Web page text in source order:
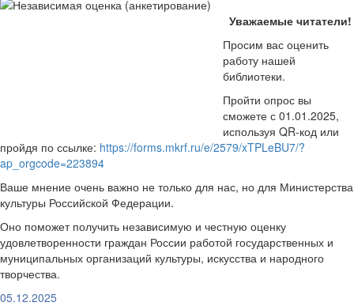
Уважаемые читатели!
Просим вас оценить
работу нашей
библиотеки.
Пройти опрос вы
сможете с 01.01.2025,
используя QR-код или
пройдя по ссылке: https://forms.mkrf.ru/e/2579/xTPLeBU7/?
ap_orgcode=223894
Ваше мнение очень важно не только для нас, но для Министерства
культуры Российской Федерации.
Оно поможет получить независимую и честную оценку
удовлетворенности граждан России работой государственных и
муниципальных организаций культуры, искусства и народного
творчества.
05.12.2025